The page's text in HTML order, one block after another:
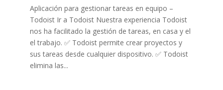
Aplicación para gestionar tareas en equipo –
Todoist Ir a Todoist Nuestra experiencia Todoist
nos ha facilitado la gestión de tareas, en casa y el
el trabajo. ✅ Todoist permite crear proyectos y
sus tareas desde cualquier dispositivo. ✅ Todoist
elimina las...